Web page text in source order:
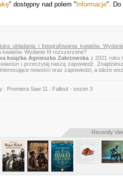
" dostępny nad polem " Informacje". Do
układania i fotografowania kwiatów.
kwiatów. Wydanie III rozszerzone?
książka Agnieszka Zakrzewskaz 2021 roku
i przeczytaj naszą zapowiedź.
nowości oraz zapowiedzi, a także
Premiera Saw 11 Fallout - sezon 3
Recently